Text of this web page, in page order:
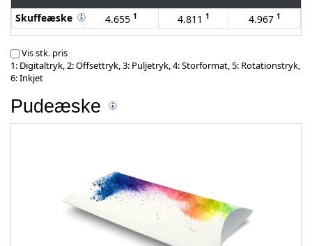
Skuffeæske
4.655 1 4.811 1 4.967 1
Vis stk. pris
1: Digitaltryk, 2: Offsettryk, 3: Puljetryk, 4: Storformat, 5: Rotationstryk,
6: Inkjet
Pudeæske